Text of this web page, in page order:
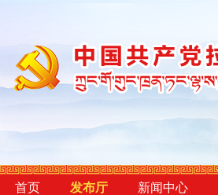
首页 发布厅 新闻中心